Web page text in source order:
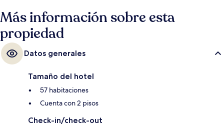
Más información sobre esta
propiedad
Datos generales
Tamaño del hotel
57 habitaciones
Cuenta con 2 pisos
Check-in/check-out